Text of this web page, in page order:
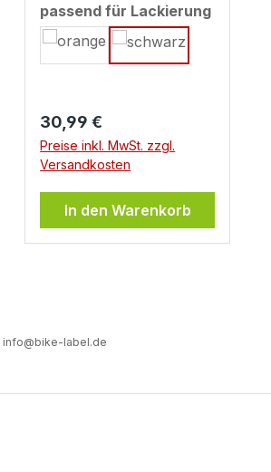
trifft auf Style Bewahre
den markanten Look
schützen die
empfindlichen
Lackflächen effektiv vor
Kratzern und Abnutzung
– verursacht etwa durch
Motorradkleidung,
bleiben Farben und
passend für Lackierung
auswählen
Regulärer Preis:
30,99 €
Preise inkl. MwSt. zzgl.
Versandkosten
In den Warenkorb
info@bike-label.de